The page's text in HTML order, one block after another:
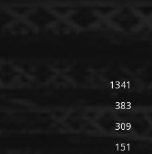
1341
383
309
151